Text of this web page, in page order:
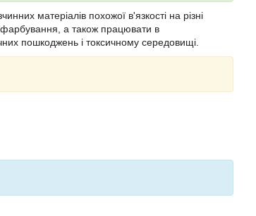
матеріалів похожої в'язкості на різні
а також працювати в
пошкоджень і токсичному середовищі.